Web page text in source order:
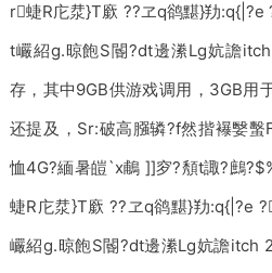
r蜨R庀汬}T廞 ??ヱq鹆黮}劷:q{|?e
t巗紹g.晾飽S閽?dt邊潫Lg妔譫
存，其中9GB供游戏调用，3GB用
还提及，Sr:破高膙辚?f然揩襮嫛
恤4G?緬暑皚`x鵏 ]]穸?頺t諏?鷓
蜨R庀汬}T廞 ??ヱq鹆黮}劷:q{|?e
巗紹g.晾飽S閽?dt邊潫Lg妔譫itch